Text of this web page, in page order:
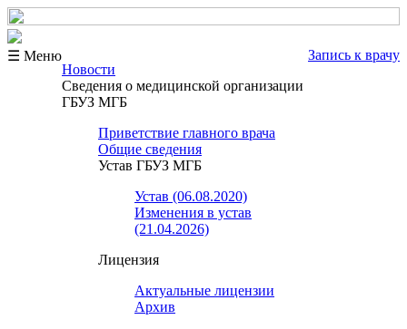
☰ Меню
Запись к врачу
Новости
Сведения о медицинской организации
ГБУЗ МГБ
Приветствие главного врача
Общие сведения
Устав ГБУЗ МГБ
Устав (06.08.2020)
Изменения в устав
(21.04.2026)
Лицензия
Актуальные лицензии
Архив